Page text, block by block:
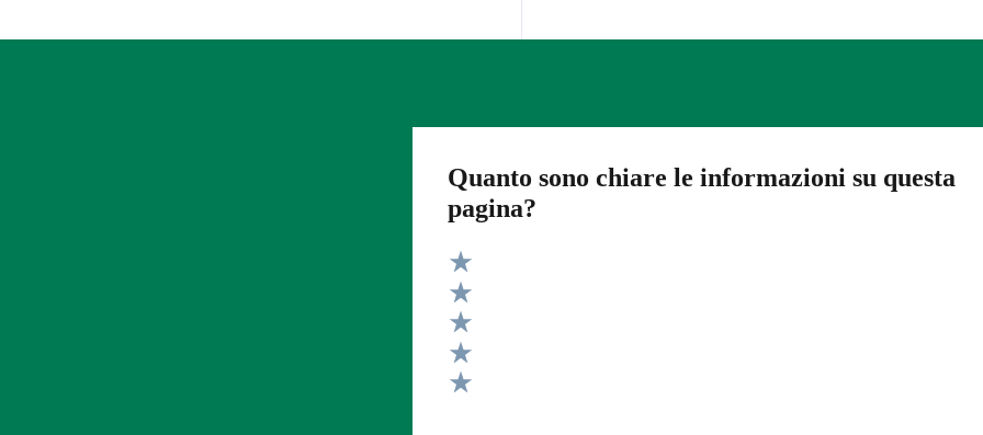
Quanto sono chiare le informazioni su questa
pagina?
Valuta 5 stelle su 5
Valuta 4 stelle su 5
Valuta 3 stelle su 5
Valuta 2 stelle su 5